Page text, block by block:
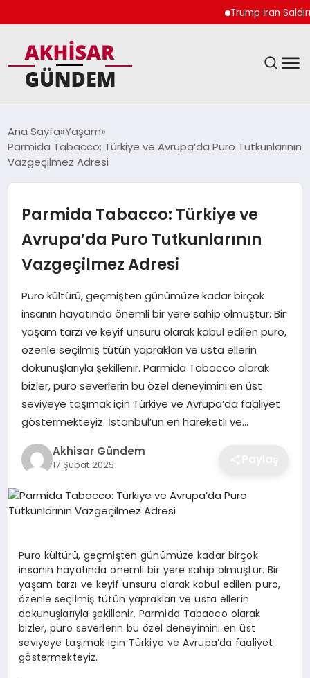
Trump İran
DÜNYA
TEKNOLOJI
YAŞAM
Ana Sayfa Yaşam
Parmida Tabacco: Türkiye ve Avrupa’da Puro Tutkunlarının
Vazgeçilmez Adresi
Parmida Tabacco: Türkiye ve
Avrupa’da Puro Tutkunlarının
Vazgeçilmez Adresi
Puro kültürü, geçmişten günümüze kadar birçok
insanın hayatında önemli bir yere sahip olmuştur. Bir
yaşam tarzı ve keyif unsuru olarak kabul edilen puro,
özenle seçilmiş tütün yaprakları ve usta ellerin
dokunuşlarıyla şekillenir. Parmida Tabacco olarak
bizler, puro severlerin bu özel deneyimini en üst
seviyeye taşımak için Türkiye ve Avrupa’da faaliyet
göstermekteyiz. İstanbul’un en hareketli ve…
Akhisar Gündem
17 Şubat 2025
Puro kültürü, geçmişten günümüze kadar birçok
insanın hayatında önemli bir yere sahip olmuştur. Bir
yaşam tarzı ve keyif unsuru olarak kabul edilen puro,
özenle seçilmiş tütün yaprakları ve usta ellerin
dokunuşlarıyla şekillenir. Parmida Tabacco olarak
bizler, puro severlerin bu özel deneyimini en üst
seviyeye taşımak için Türkiye ve Avrupa’da faaliyet
göstermekteyiz.